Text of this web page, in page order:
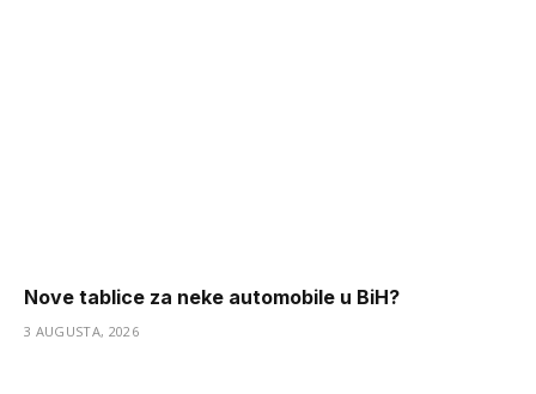
Nove tablice za neke automobile u BiH?
3 AUGUSTA, 2026